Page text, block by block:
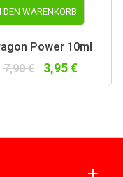
DEN WARENKORB
Power 10ml
7,90 € 3,95 €